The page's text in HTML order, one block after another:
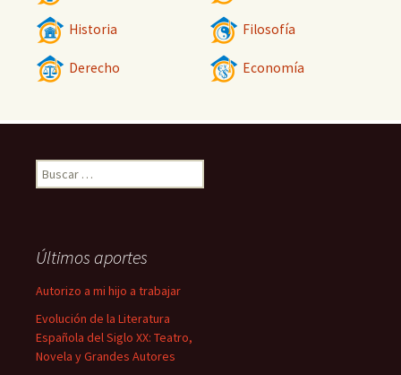
Historia Filosofía
Derecho Economía
Buscar:
Últimos aportes
Autorizo a mi hijo a trabajar
Evolución de la Literatura
Española del Siglo XX: Teatro,
Novela y Grandes Autores